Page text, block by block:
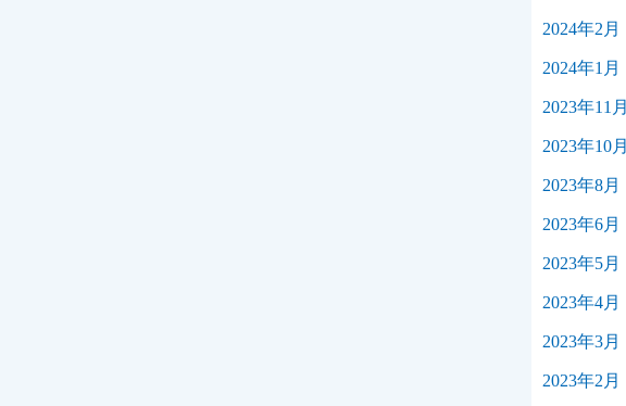
2024年2月
2024年1月
2023年11月
2023年10月
2023年8月
2023年6月
2023年5月
2023年4月
2023年3月
2023年2月